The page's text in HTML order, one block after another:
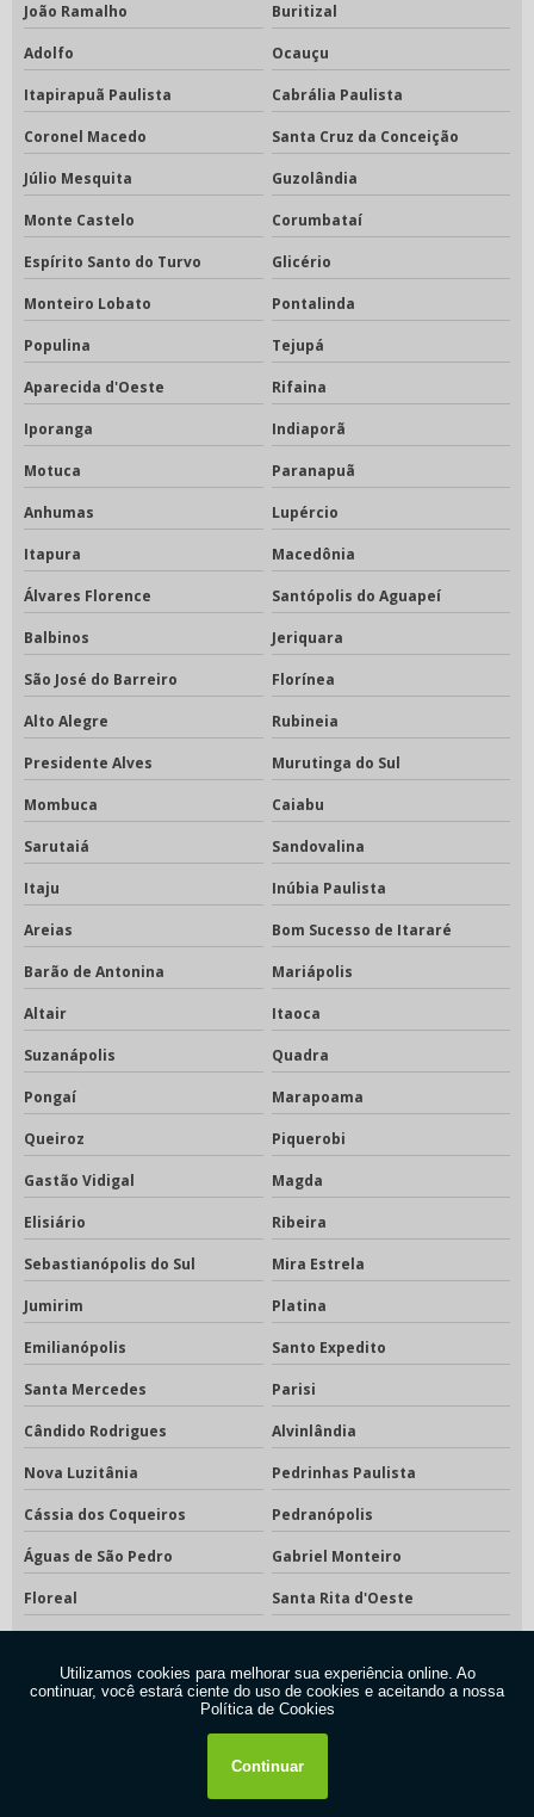
João Ramalho Buritizal
Adolfo Ocauçu
Itapirapuã Paulista Cabrália Paulista
Coronel Macedo Santa Cruz da Conceição
Júlio Mesquita Guzolândia
Monte Castelo Corumbataí
Espírito Santo do Turvo Glicério
Monteiro Lobato Pontalinda
Populina Tejupá
Aparecida d'Oeste Rifaina
Iporanga Indiaporã
Motuca Paranapuã
Anhumas Lupércio
Itapura Macedônia
Álvares Florence Santópolis do Aguapeí
Balbinos Jeriquara
São José do Barreiro Florínea
Alto Alegre Rubineia
Presidente Alves Murutinga do Sul
Mombuca Caiabu
Sarutaiá Sandovalina
Itaju Inúbia Paulista
Areias Bom Sucesso de Itararé
Barão de Antonina Mariápolis
Altair Itaoca
Suzanápolis Quadra
Pongaí Marapoama
Queiroz Piquerobi
Gastão Vidigal Magda
Elisiário Ribeira
Sebastianópolis do Sul Mira Estrela
Jumirim Platina
Emilianópolis Santo Expedito
Santa Mercedes Parisi
Cândido Rodrigues Alvinlândia
Nova Luzitânia Pedrinhas Paulista
Cássia dos Coqueiros Pedranópolis
Águas de São Pedro Gabriel Monteiro
Floreal Santa Rita d'Oeste
Rubiácea Zacarias
Bento de Abreu